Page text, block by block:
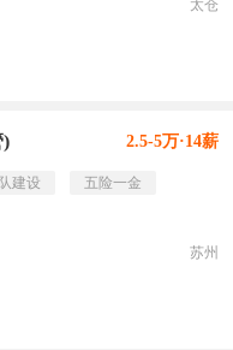
太仓
) 2.5-5万·14薪
建设
五险一金
苏州